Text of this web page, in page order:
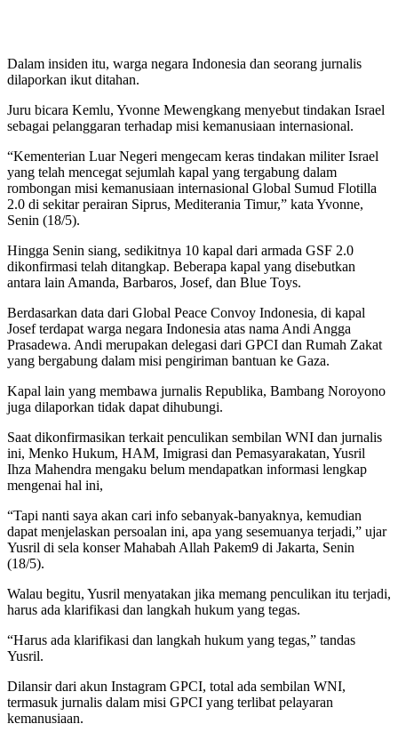
Dalam insiden itu, warga negara Indonesia dan seorang jurnalis
dilaporkan ikut ditahan.
Juru bicara Kemlu, Yvonne Mewengkang menyebut tindakan Israel
sebagai pelanggaran terhadap misi kemanusiaan internasional.
“Kementerian Luar Negeri mengecam keras tindakan militer Israel
yang telah mencegat sejumlah kapal yang tergabung dalam
rombongan misi kemanusiaan internasional Global Sumud Flotilla
2.0 di sekitar perairan Siprus, Mediterania Timur,” kata Yvonne,
Senin (18/5).
Hingga Senin siang, sedikitnya 10 kapal dari armada GSF 2.0
dikonfirmasi telah ditangkap. Beberapa kapal yang disebutkan
antara lain Amanda, Barbaros, Josef, dan Blue Toys.
Berdasarkan data dari Global Peace Convoy Indonesia, di kapal
Josef terdapat warga negara Indonesia atas nama Andi Angga
Prasadewa. Andi merupakan delegasi dari GPCI dan Rumah Zakat
yang bergabung dalam misi pengiriman bantuan ke Gaza.
Kapal lain yang membawa jurnalis Republika, Bambang Noroyono
juga dilaporkan tidak dapat dihubungi.
Saat dikonfirmasikan terkait penculikan sembilan WNI dan jurnalis
ini, Menko Hukum, HAM, Imigrasi dan Pemasyarakatan, Yusril
Ihza Mahendra mengaku belum mendapatkan informasi lengkap
mengenai hal ini,
“Tapi nanti saya akan cari info sebanyak-banyaknya, kemudian
dapat menjelaskan persoalan ini, apa yang sesemuanya terjadi,” ujar
Yusril di sela konser Mahabah Allah Pakem9 di Jakarta, Senin
(18/5).
Walau begitu, Yusril menyatakan jika memang penculikan itu terjadi,
harus ada klarifikasi dan langkah hukum yang tegas.
“Harus ada klarifikasi dan langkah hukum yang tegas,” tandas
Yusril.
Dilansir dari akun Instagram GPCI, total ada sembilan WNI,
termasuk jurnalis dalam misi GPCI yang terlibat pelayaran
kemanusiaan.